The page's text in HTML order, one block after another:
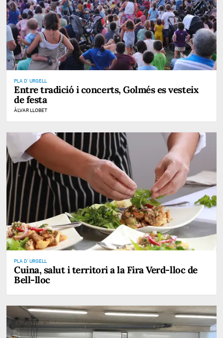
PLA D' URGELL
Entre tradició i concerts, Golmés es vesteix
de festa
ÀLVAR LLOBET
PLA D' URGELL
Cuina, salut i territori a la Fira Verd-lloc de
Bell-lloc